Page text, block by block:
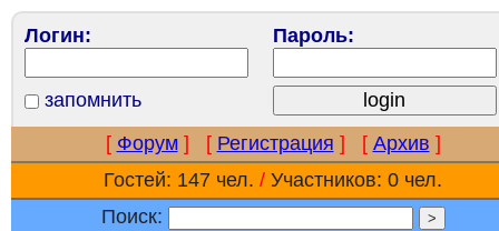
Логин: Пароль:
запомнить
[ Форум ] [ Регистрация ] [ Архив ]
Гостей: 147 чел. / Участников: 0 чел.
Поиск: